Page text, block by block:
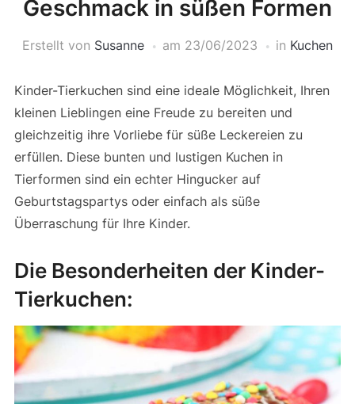
Geschmack in süßen Formen
Erstellt von Susanne am 23/06/2023 in Kuchen
Kinder-Tierkuchen sind eine ideale Möglichkeit, Ihren
kleinen Lieblingen eine Freude zu bereiten und
gleichzeitig ihre Vorliebe für süße Leckereien zu
erfüllen. Diese bunten und lustigen Kuchen in
Tierformen sind ein echter Hingucker auf
Geburtstagspartys oder einfach als süße
Überraschung für Ihre Kinder.
Die Besonderheiten der Kinder-
Tierkuchen: